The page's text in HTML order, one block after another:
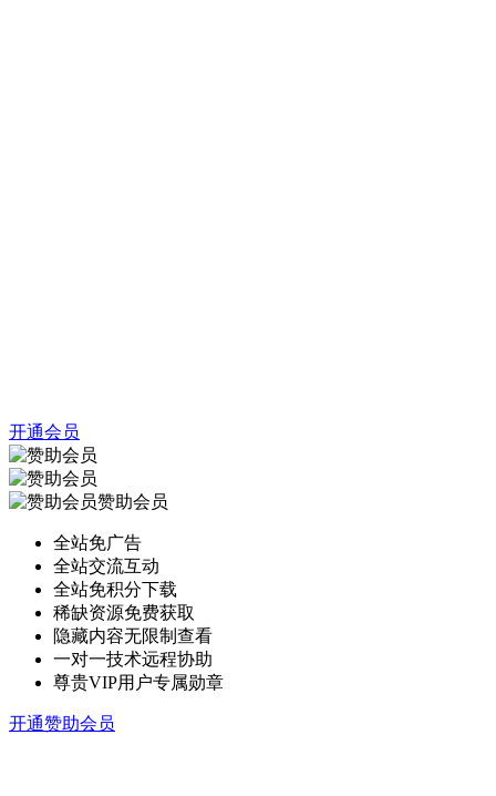
开通会员
赞助会员
全站免广告
全站交流互动
全站免积分下载
稀缺资源免费获取
隐藏内容无限制查看
一对一技术远程协助
尊贵VIP用户专属勋章
开通赞助会员